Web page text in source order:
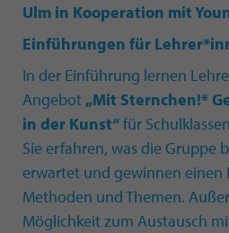
Ulm in Kooperation mit
Einführungen für
In der Einführung lernen
Angebot „Mit Sternchen!*
in der Kunst“für
Sie erfahren, was die Gruppe
erwartet und gewinnen einen
Methoden und Themen.
Möglichkeit zum Austausch